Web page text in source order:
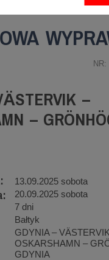
–
–
13.09.2025 sobota
20.09.2025 sobota
7 dni
Bałtyk
GDYNIA –
OSKARSHAMN –
GDYNIA